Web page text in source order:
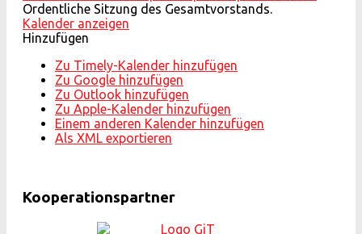
Ordentliche Sitzung des Gesamtvorstands.
Kalender anzeigen
Hinzufügen
Zu Timely-Kalender hinzufügen
Zu Google hinzufügen
Zu Outlook hinzufügen
Zu Apple-Kalender hinzufügen
Einem anderen Kalender hinzufügen
Als XML exportieren
Kooperationspartner